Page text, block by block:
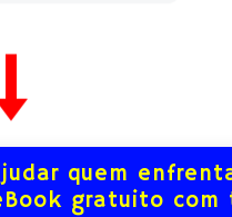
quem
gratuito